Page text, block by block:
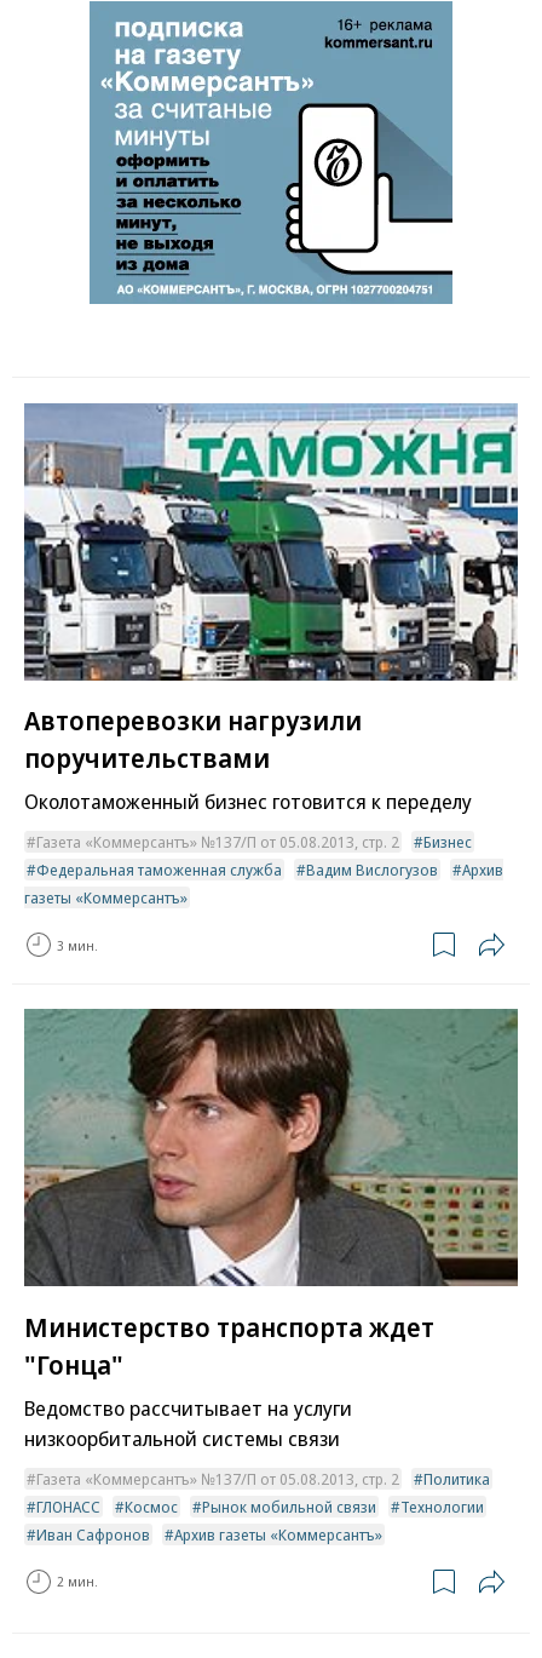
Автоперевозки нагрузили
поручительствами
Околотаможенный бизнес готовится к переделу
Газета «Коммерсантъ» №137/П от 05.08.2013, стр. 2
Бизнес
Федеральная таможенная служба
Вадим Вислогузов
Архив
газеты «Коммерсантъ»
3 мин.
Министерство транспорта ждет
"Гонца"
Ведомство рассчитывает на услуги
низкоорбитальной системы связи
Газета «Коммерсантъ» №137/П от 05.08.2013, стр. 2
Политика
ГЛОНАСС
Космос Рынок мобильной связи
Технологии
Иван Сафронов
Архив газеты «Коммерсантъ»
2 мин.